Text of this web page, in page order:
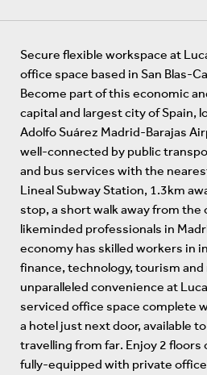
Secure flexible workspace at
office space based in San Blas-
Become part of this economic
capital and largest city of Spain,
Adolfo Suárez Madrid-Barajas
well-connected by public
and bus services with the
Lineal Subway Station, 1.3km
stop, a short walk away from
likeminded professionals in
economy has skilled workers in
finance, technology, tourism
unparalleled convenience at
serviced office space complete
a hotel just next door, available
travelling from far. Enjoy 2 floors
fully-equipped with private